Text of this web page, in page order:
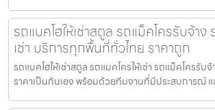
รถแบคโฮให้เช่าสตูล รถแม็คโครรับจ้าง
เช่า บริการทุกพื้นที่ทั่วไทย ราคาถูก
รถแบคโฮให้เช่าสตูล รถแมคโครให้เช่า รถแม็คโครรับ
ราคาเป็นกันเอง พร้อมด้วยทีมงานที่มีประสบการณ์ แ